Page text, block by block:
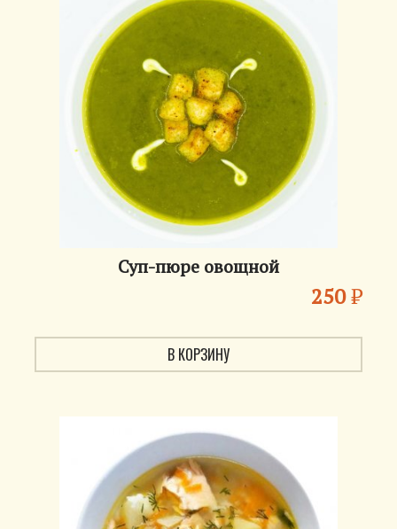
Суп-пюре овощной
250₽
В КОРЗИНУ